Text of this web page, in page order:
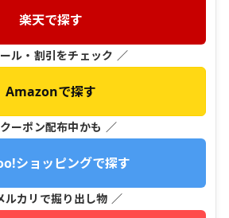
楽天で探す
ル・割引をチェック ／
Amazonで探す
ーポン配布中かも ／
ショッピングで探す
ルカリで掘り出し物 ／